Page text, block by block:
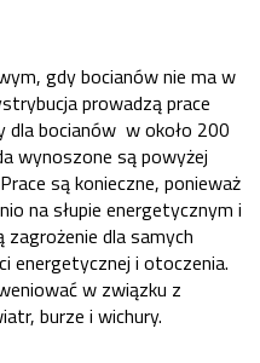
gdy bocianów nie ma w
prowadzą prace
dla bocianów w około 200
wynoszone są powyżej
są konieczne, ponieważ
na słupie energetycznym i
zagrożenie dla samych
energetycznej i otoczenia.
w związku z
burze i wichury.